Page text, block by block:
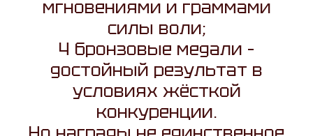
мгновениями и граммами
силы воли;
4 бронзовые медали –
достойный результат в
условиях жёсткой
конкуренции.